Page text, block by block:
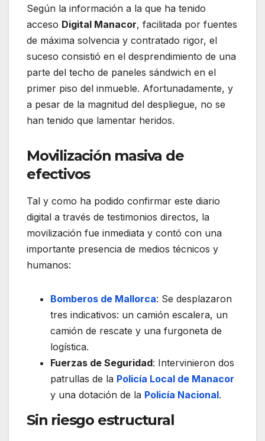
Según la información a la que ha tenido
acceso Digital Manacor, facilitada por fuentes
de máxima solvencia y contratado rigor, el
suceso consistió en el desprendimiento de una
parte del techo de paneles sándwich en el
primer piso del inmueble. Afortunadamente, y
a pesar de la magnitud del despliegue, no se
han tenido que lamentar heridos.
Movilización masiva de
efectivos
Tal y como ha podido confirmar este diario
digital a través de testimonios directos, la
movilización fue inmediata y contó con una
importante presencia de medios técnicos y
humanos:
Bomberos de Mallorca: Se desplazaron
tres indicativos: un camión escalera, un
camión de rescate y una furgoneta de
logística.
Fuerzas de Seguridad: Intervinieron dos
patrullas de la Policía Local de Manacor
y una dotación de la Policía Nacional.
Sin riesgo estructural